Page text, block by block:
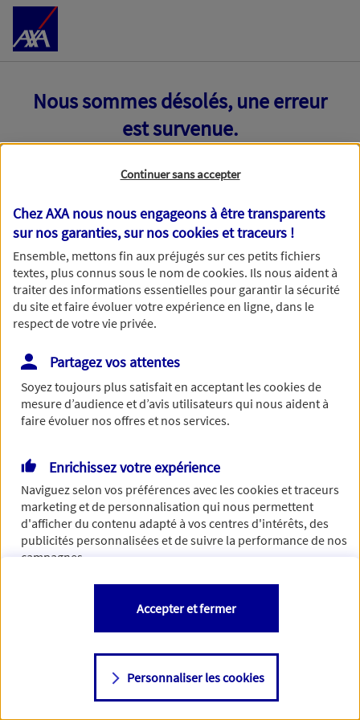
Accéder au Contenu
Nous sommes désolés, une erreur
est survenue.
Toutes nos excuses, une erreur technique nous empêche
de traiter votre demande. N'hésitez pas à rafraichir ce
formulaire dans quelques minutes.
Si besoin, vous pouvez nous joindre via notre page de
contact.
> Nous contacter
Continuer sans accepter
Chez AXA nous nous engageons à être transparents
sur nos garanties, sur noscookies et traceurs !
Ensemble, mettons fin aux préjugés sur ces petits fichiers
textes, plus connus sous le nom decookies. Ils nous aident à
traiter des informations essentielles pour garantir la sécurité
du site et faire évoluer votre expérience en ligne, dans le
respect de votre vie privée.
Partagez vos attentes
Soyez toujours plus satisfait en acceptant lescookiesde
mesure d’audience et d’avis utilisateurs qui nous aident à
faire évoluer nos offres et nos services.
Enrichissez votre expérience
Naviguez selon vos préférences avec lescookies et traceurs
marketing et de personnalisation qui nous permettent
d'afficher du contenu adapté à vos centres d'intérêts, des
publicités personnalisées et de suivre la performance de nos
campagnes.
Vous êtes libre de les accepter, de les refuser comme de
changer d'avis à tout moment en allant sur
Consulter notre politique decookies
Personnaliser les cookies
Accepter et fermer